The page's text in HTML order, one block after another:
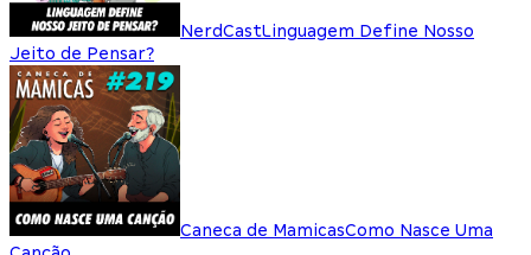
NerdCastLinguagem Define Nosso
Jeito de Pensar?
Caneca de MamicasComo Nasce Uma